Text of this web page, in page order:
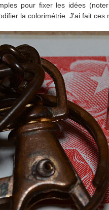
pour fixer les idées
la colorimétrie. J'ai fait ces